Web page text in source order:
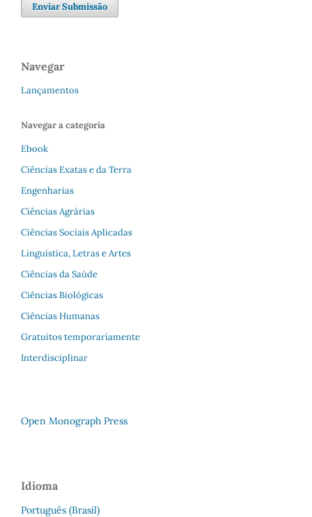
Enviar Submissão
Navegar
Lançamentos
Navegar a categoria
Ebook
Ciências Exatas e da Terra
Engenharias
Ciências Agrárias
Ciências Sociais Aplicadas
Linguística, Letras e Artes
Ciências da Saúde
Ciências Biológicas
Ciências Humanas
Gratuitos temporariamente
Interdisciplinar
Open Monograph Press
Idioma
Português (Brasil)